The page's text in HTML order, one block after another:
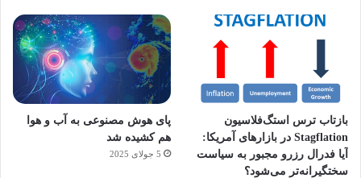
بازتاب ترس استگ‌فلاسیون
Stagflation در بازارهای آمریکا:
آیا فدرال رزرو مجبور به سیاست
سختگیرانه‌تر می‌شود؟
پای هوش مصنوعی به آب و هوا
هم کشیده شد
5 جولای 2025